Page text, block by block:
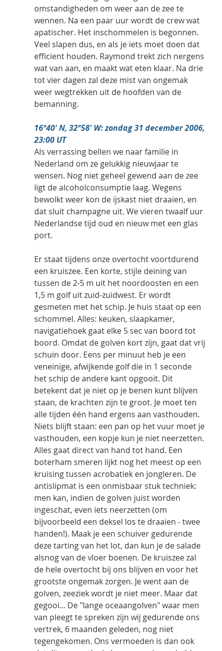
omstandigheden om weer aan de zee te
wennen. Na een paar uur wordt de crew wat
apatischer. Het inschommelen is begonnen.
Veel slapen dus, en als je iets moet doen dat
efficient houden. Raymond trekt zich nergens
wat van aan, en maakt wat eten klaar. Na drie
tot vier dagen zal deze mist van ongemak
weer wegtrekken uit de hoofden van de
bemanning.
16º40' N, 32º58' W: zondag 31 december 2006,
23:00 UT
Als verrassing bellen we naar familie in
Nederland om ze gelukkig nieuwjaar te
wensen. Nog niet geheel gewend aan de zee
ligt de alcoholconsumptie laag. Wegens
bewolkt weer kon de ijskast niet draaien, en
dat sluit champagne uit. We vieren twaalf uur
Nederlandse tijd oud en nieuw met een glas
port.
Er staat tijdens onze overtocht voortdurend
een kruiszee. Een korte, stijle deining van
tussen de 2-5 m uit het noordoosten en een
1,5 m golf uit zuid-zuidwest. Er wordt
gesmeten met het schip. Je huis staat op een
schommel. Alles: keuken, slaapkamer,
navigatiehoek gaat elke 5 sec van boord tot
boord. Omdat de golven kort zijn, gaat dat vrij
schuin door. Eens per minuut heb je een
veneinige, afwijkende golf die in 1 seconde
het schip de andere kant opgooit. Dit
betekent dat je niet op je benen kunt blijven
staan, de krachten zijn te groot. Je moet ten
alle tijden één hand ergens aan vasthouden.
Niets blijft staan: een pan op het vuur moet je
vasthouden, een kopje kun je niet neerzetten.
Alles gaat direct van hand tot hand. Een
boterham smeren lijkt nog het meest op een
kruising tussen acrobatiek en jongleren. De
antislipmat is een onmisbaar stuk techniek:
men kan, indien de golven juist worden
ingeschat, even iets neerzetten (om
bijvoorbeeld een deksel los te draaien - twee
handen!). Maak je een schuiver gedurende
deze tarting van het lot, dan kun je de salade
alsnog van de vloer boenen. De kruiszee zal
de hele overtocht bij ons blijven en voor het
grootste ongemak zorgen. Je went aan de
golven, zeeziek wordt je niet meer. Maar dat
gegooi... De "lange oceaangolven" waar men
van pleegt te spreken zijn wij gedurende ons
vertrek, 6 maanden geleden, nog niet
tegengekomen. Ons vermoeden is dan ook